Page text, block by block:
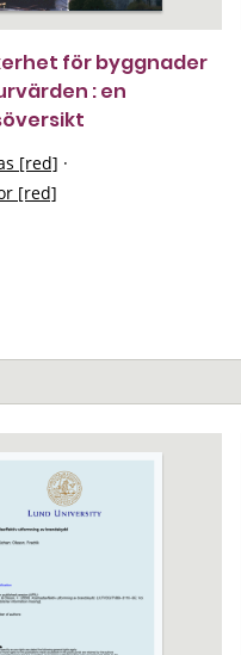
för byggnader
: en
[red] ·
[red]